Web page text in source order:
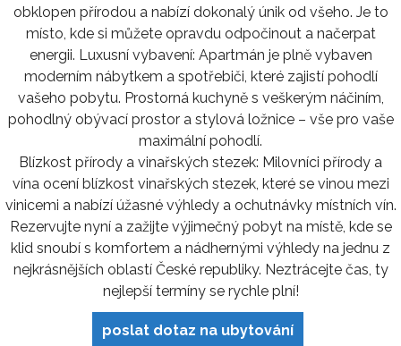
obklopen přírodou a nabízí dokonalý únik od všeho. Je to
místo, kde si můžete opravdu odpočinout a načerpat
energii. Luxusní vybavení: Apartmán je plně vybaven
moderním nábytkem a spotřebiči, které zajistí pohodlí
vašeho pobytu. Prostorná kuchyně s veškerým náčiním,
pohodlný obývací prostor a stylová ložnice – vše pro vaše
maximální pohodlí.
Blízkost přírody a vinařských stezek: Milovníci přírody a
vína ocení blízkost vinařských stezek, které se vinou mezi
vinicemi a nabízí úžasné výhledy a ochutnávky místních vín.
Rezervujte nyní a zažijte výjimečný pobyt na místě, kde se
klid snoubí s komfortem a nádhernými výhledy na jednu z
nejkrásnějších oblastí České republiky. Neztrácejte čas, ty
nejlepší termíny se rychle plní!
poslat dotaz na ubytování